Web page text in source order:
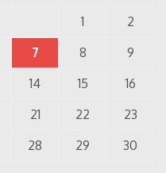
1
2
7 8
9
14 15
16
21 22
23
28 29
30